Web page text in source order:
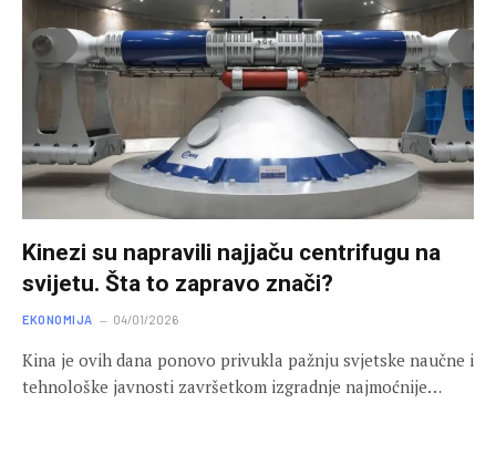
Kinezi su napravili najjaču centrifugu na
svijetu. Šta to zapravo znači?
EKONOMIJA 04/01/2026
Kina je ovih dana ponovo privukla pažnju svjetske naučne i
tehnološke javnosti završetkom izgradnje najmoćnije…